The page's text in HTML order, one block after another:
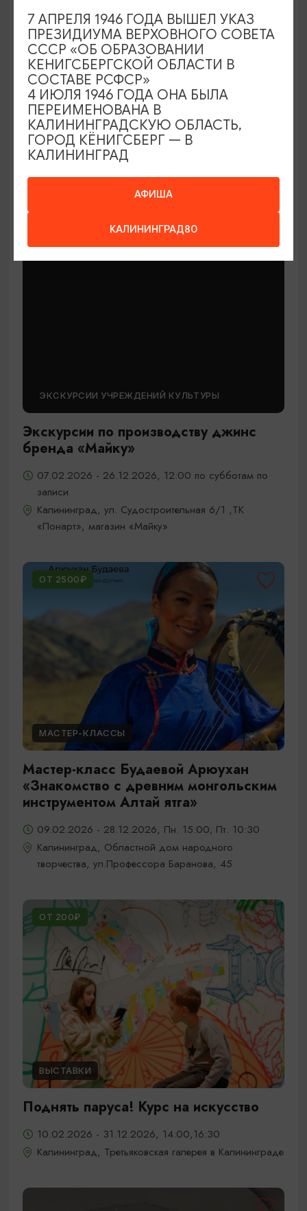
МАСТЕР-КЛАССЫ
Мастер-классы по керамике Елены
Бодяковой
Калининград, ул. Баранова, 45
ЭКСКУРСИИ УЧРЕЖДЕНИЙ КУЛЬТУРЫ
Экскурсии по производству джинс
бренда «Майку»
07.02.2026 - 26.12.2026, 12:00 по субботам по
записи
Калининград, ул. Судостроительная 6/1 ,ТК
«Понарт», магазин «Майку»
ОТ 2500₽
МАСТЕР-КЛАССЫ
Мастер-класс Будаевой Арюухан
«Знакомство с древним монгольским
инструментом Алтай ятга»
09.02.2026 - 28.12.2026, Пн. 15:00; Пт. 10:30
Калининград, Областной дом народного
творчества, ул.Профессора Баранова, 45
ОТ 200₽
ВЫСТАВКИ
Поднять паруса! Курс на искусство
10.02.2026 - 31.12.2026, 14:00,16:30
Калининград, Третьяковская галерея в Калининграде
АФИША
КАЛИНИНГРАД80
7 АПРЕЛЯ 1946 ГОДА ВЫШЕЛ УКАЗ
ПРЕЗИДИУМА ВЕРХОВНОГО СОВЕТА
СССР «ОБ ОБРАЗОВАНИИ
КЕНИГСБЕРГСКОЙ ОБЛАСТИ В
СОСТАВЕ РСФСР»
4 ИЮЛЯ 1946 ГОДА ОНА БЫЛА
ПЕРЕИМЕНОВАНА В
КАЛИНИНГРАДСКУЮ ОБЛАСТЬ,
ГОРОД КЁНИГСБЕРГ — В
КАЛИНИНГРАД